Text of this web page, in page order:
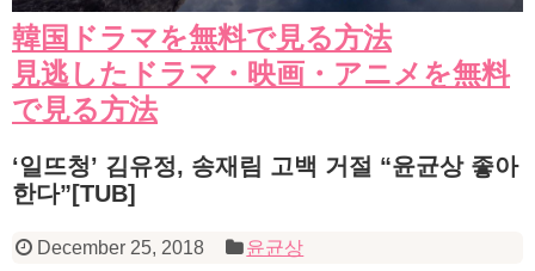
韓国ドラマを無料で見る方法
見逃したドラマ・映画・アニメを無料
で見る方法
‘일뜨청’ 김유정, 송재림 고백 거절 “윤균상 좋아
한다”[TUB]
December 25, 2018 윤균상